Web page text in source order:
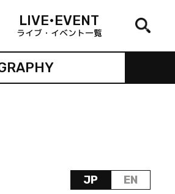
LIVE•EVENT
ライブ・イベント一覧
JP EN